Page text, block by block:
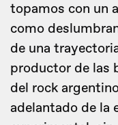
topamos con un
como
de una
productor de las
del rock
adelantado de la